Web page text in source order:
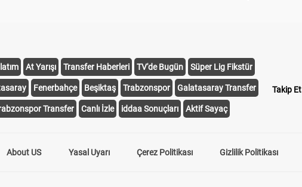
At Yarışı Transfer Haberleri TV'de Bugün Süper Lig Fikstür
Fenerbahçe Beşiktaş Trabzonspor Galatasaray Transfer
Transfer Canlı İzle iddaa Sonuçları Aktif Sayaç
Takip Et
About US Yasal Uyarı Çerez Politikası Gizlilik Politikası